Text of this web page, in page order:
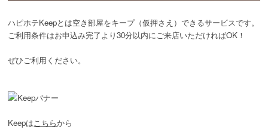
ハピホテKeepとは空き部屋をキープ（仮押さえ）できるサービスです。
ご利用条件はお申込み完了より30分以内にご来店いただければOK！
ぜひご利用ください。
Keepはこちらから